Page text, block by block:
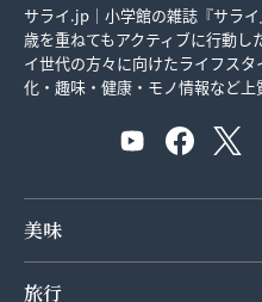
サライ.jp｜小学館の雑誌『サライ
歳を重ねてもアクティブに行動
イ世代の方々に向けたライフス
化・趣味・健康・モノ情報など上
美味
旅行